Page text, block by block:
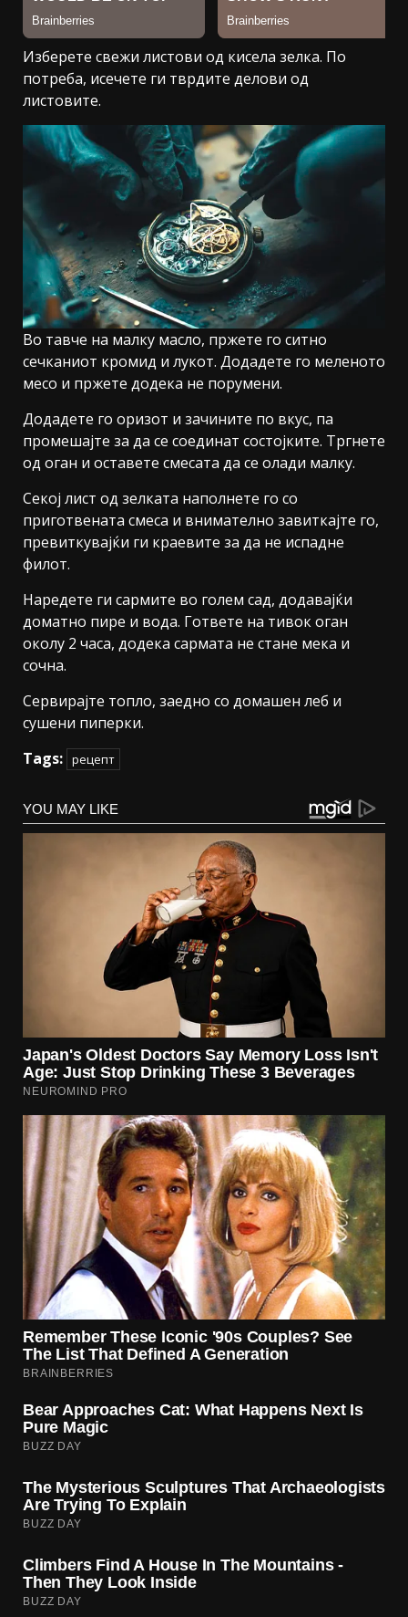
Изберете свежи листови од кисела зелка. По
потреба, исечете ги тврдите делови од
листовите.
Во тавче на малку масло, пржете го ситно
сечканиот кромид и лукот. Додадете го меленото
месо и пржете додека не порумени.
Додадете го оризот и зачините по вкус, па
промешајте за да се соединат состојките. Тргнете
од оган и оставете смесата да се олади малку.
Секој лист од зелката наполнете го со
приготвената смеса и внимателно завиткајте го,
превиткувајќи ги краевите за да не испадне
филот.
Наредете ги сармите во голем сад, додавајќи
доматно пире и вода. Гответе на тивок оган
околу 2 часа, додека сармата не стане мека и
сочна.
Сервирајте топло, заедно со домашен леб и
сушени пиперки.
Tags: рецепт